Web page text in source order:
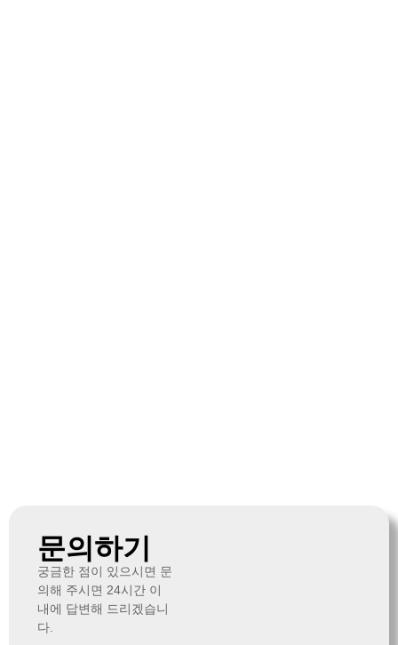
문의하기
궁금한 점이 있으시면 문
의해 주시면 24시간 이
내에 답변해 드리겠습니
다.